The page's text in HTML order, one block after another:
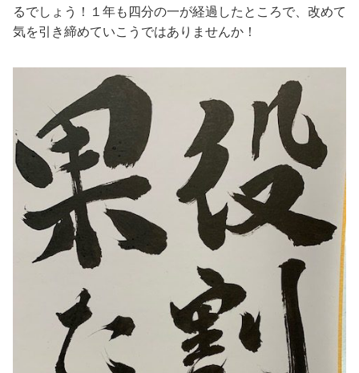
るでしょう！１年も四分の一が経過したところで、改めて
気を引き締めていこうではありませんか！